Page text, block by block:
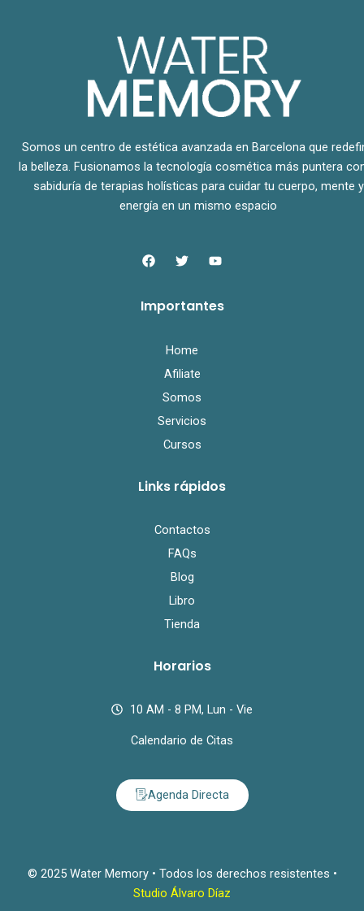
Somos un centro de estética avanzada en Barcelona que
la belleza. Fusionamos la tecnología cosmética más puntera
sabiduría de terapias holísticas para cuidar tu cuerpo, mente y
energía en un mismo espacio
F
a
b
T
w
t
Y
o
u
Importantes
Home
Afiliate
Somos
Servicios
Cursos
Links rápidos
Contactos
FAQs
Blog
Libro
Tienda
Horarios
10 AM - 8 PM, Lun - Vie
Calendario de Citas
Agenda Directa
© 2025 Water Memory • Todos los derechos resistentes •
Studio Álvaro Díaz